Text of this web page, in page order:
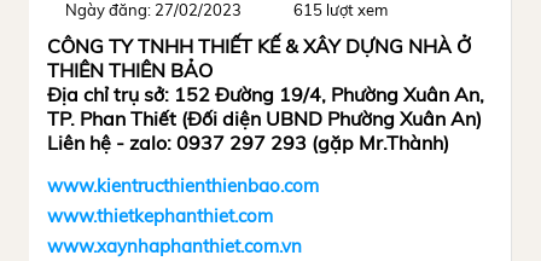
Ngày đăng: 27/02/2023 615 lượt xem
CÔNG TY TNHH THIẾT KẾ & XÂY DỰNG NHÀ Ở
THIÊN THIÊN BẢO
Địa chỉ trụ sở: 152 Đường 19/4, Phường Xuân An,
TP. Phan Thiết (Đối diện UBND Phường Xuân An)
Liên hệ - zalo: 0937 297 293 (gặp Mr.Thành)
www.kientructhienthienbao.com
www.thietkephanthiet.com
www.xaynhaphanthiet.com.vn